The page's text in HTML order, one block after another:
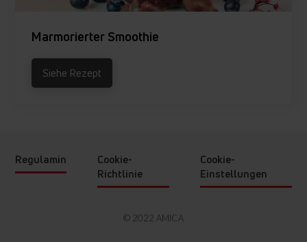
Marmorierter Smoothie
Siehe Rezept
© 2022 AMICA
Regulamin
Cookie-
Richtlinie
Cookie-
Einstellungen